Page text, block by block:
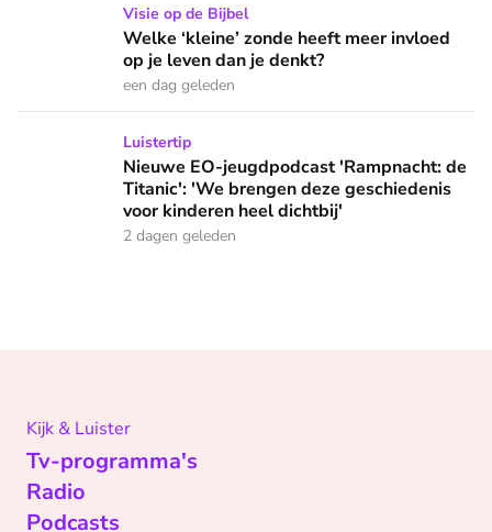
Welke ‘kleine’ zonde heeft meer invloed op je leven dan je
Visie op de Bijbel
Welke ‘kleine’ zonde heeft meer invloed
op je leven dan je denkt?
een dag geleden
Nieuwe EO-jeugdpodcast 'Rampnacht: de Titanic': 'We
Luistertip
Nieuwe EO-jeugdpodcast 'Rampnacht: de
Titanic': 'We brengen deze geschiedenis
voor kinderen heel dichtbij'
2 dagen geleden
Kijk & Luister
Tv-programma's
Radio
Podcasts